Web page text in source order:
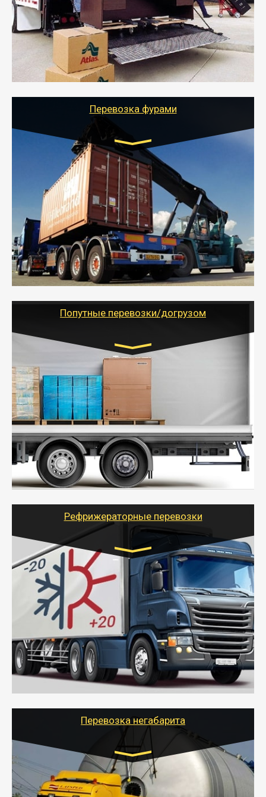
- Служебный или военный переезд может быть на
отдельном авто или догрузом (по меньшей
стоимости).
- Тайгер Логистик подберет автотранспорт, быстро и
качественно организует переезд к новому месту
службы или работы с гарантией сохранности груза и
оформлением документов, подтверждающих
Перевозка фурами
Транспорт:
Еврофура Тент от 5 до 10 тонн
грузоподъемность
от 10 000 руб. Возможен догруз
- Доставка фурой до 20 т возможна для больших
объемов грузов, упакованных в коробки, мешки,
паллеты и россыпью в самые отдаленные места
России с гарантией полной сохранности.
- Тайгер Логистик предоставляет услуги по
грузоперевозкам для физических и юридических лиц
Попутные перевозки/догрузом
Транспорт:
Газель (1,5 и 3 тонны), Бычок, Еврофура от 5 до
10 тонн
от 5000 руб. Возможен догруз
- Экономный способ доставить вещи от 200 кг в
другой город - догрузом или попутно. Попутные
грузоперевозки для физлиц, ИП и юрлиц обходятся
дешевле.
- Тайгер Логистик организует доставку
крупногабаритных и личных вещей по нужному
для погрузочно-разгрузочных работ при перевозке.
Рефрижераторные перевозки
Транспорт:
Газель (1,5 и 3 тонны), Бычок, Еврофура от 5 до
10 тонн
от 6000 руб.
- Рефрижераторные перевозки грузов с
соблюдением температурного режима, работающим
термописцем, санитарной обработкой кузова и мед.
книжкой у водителя.
- Тайгер Логистик поможет быстро перевезти
скоропортящиеся продукты в любой город России с
Перевозка негабарита
Цена за км. Рассчитывается
индивидуально